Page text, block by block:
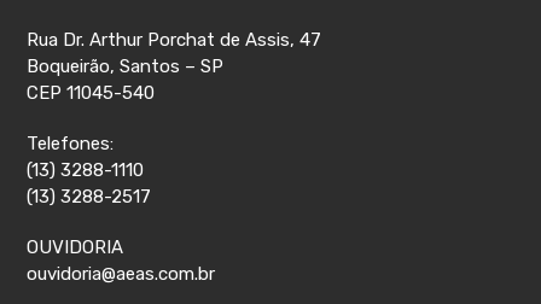
Rua Dr. Arthur Porchat de Assis, 47
Boqueirão, Santos – SP
CEP 11045-540
Telefones:
(13) 3288-1110
(13) 3288-2517
OUVIDORIA
ouvidoria@aeas.com.br